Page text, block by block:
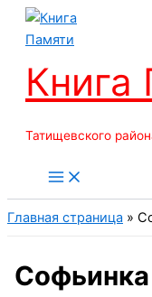
Перейти
Книга
Татищевского
Главная страница »
Софьинка